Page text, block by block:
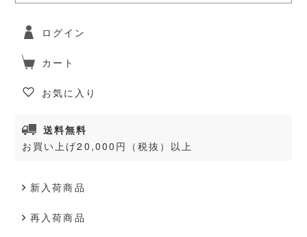
ログイン
カート
お気に入り
送料無料
お買い上げ20,000円（税抜）以上
新入荷商品
再入荷商品